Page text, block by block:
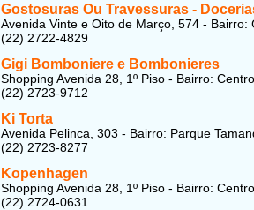
Gostosuras Ou Travessuras -
Avenida Vinte e Oito de Março, 574 -
(22) 2722-4829
Gigi Bomboniere e Bombonieres
Shopping Avenida 28, 1º Piso - Bairro:
(22) 2723-9712
Ki Torta
Avenida Pelinca, 303 - Bairro: Parque
(22) 2723-8277
Kopenhagen
Shopping Avenida 28, 1º Piso - Bairro:
(22) 2724-0631